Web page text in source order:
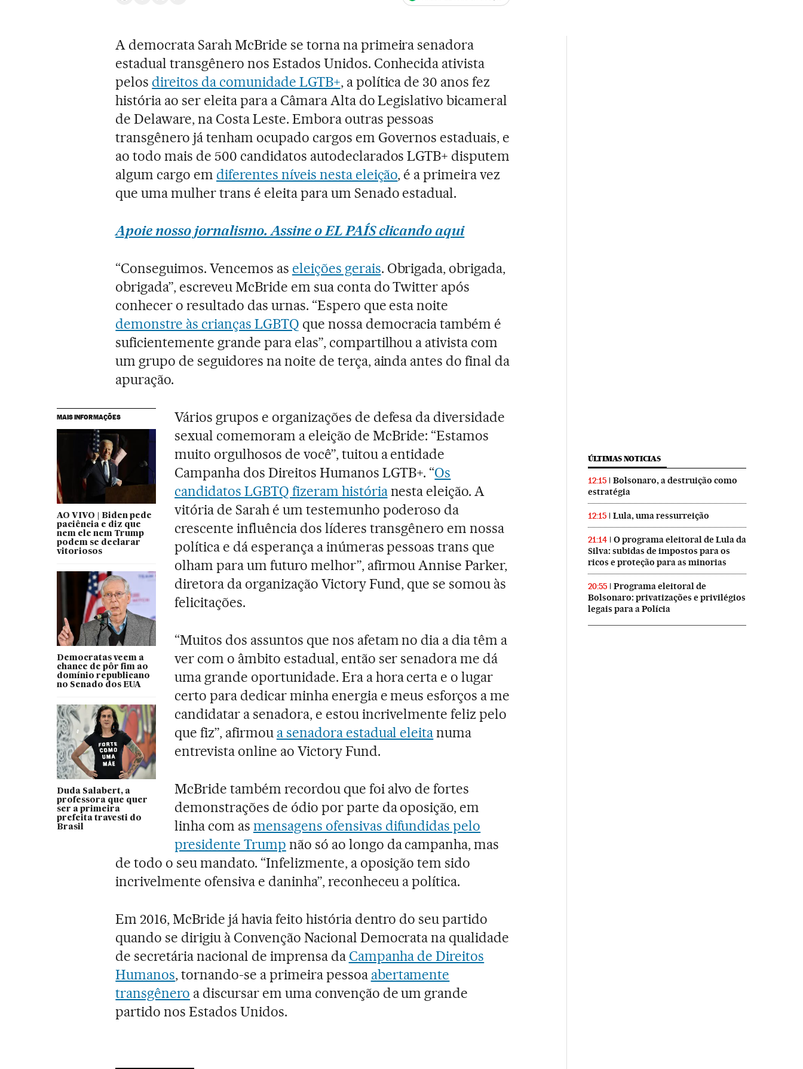
A democrata Sarah McBride se torna na primeira senadora
estadual transgênero nos Estados Unidos. Conhecida ativista
pelos direitos da comunidade LGTB+, a política de 30 anos fez
história ao ser eleita para a Câmara Alta do Legislativo bicameral
de Delaware, na Costa Leste. Embora outras pessoas
transgênero já tenham ocupado cargos em Governos estaduais, e
ao todo mais de 500 candidatos autodeclarados LGTB+ disputem
algum cargo em diferentes níveis nesta eleição, é a primeira vez
que uma mulher trans é eleita para um Senado estadual.
Apoie nosso jornalismo. Assine o EL PAÍS clicando aqui
“Conseguimos. Vencemos as eleições gerais. Obrigada, obrigada,
obrigada”, escreveu McBride em sua conta do Twitter após
conhecer o resultado das urnas. “Espero que esta noite
demonstre às crianças LGBTQ que nossa democracia também é
suficientemente grande para elas”, compartilhou a ativista com
um grupo de seguidores na noite de terça, ainda antes do final da
apuração.
MAIS INFORMAÇÕES
AO VIVO | Biden pede
paciência e diz que
nem ele nem Trump
podem se declarar
vitoriosos
Democratas veem a
chance de pôr fim ao
domínio republicano
no Senado dos EUA
Duda Salabert, a
professora que quer
ser a primeira
prefeita travesti do
Brasil
Vários grupos e organizações de defesa da diversidade
sexual comemoram a eleição de McBride: “Estamos
muito orgulhosos de você”, tuitou a entidade
Campanha dos Direitos Humanos LGTB+. “Os
candidatos LGBTQ fizeram histórianesta eleição. A
vitória de Sarah é um testemunho poderoso da
crescente influência dos líderes transgênero em nossa
política e dá esperança a inúmeras pessoas trans que
olham para um futuro melhor”, afirmou Annise Parker,
diretora da organização Victory Fund, que se somou às
felicitações.
“Muitos dos assuntos que nos afetam no dia a dia têm a
ver com o âmbito estadual, então ser senadora me dá
uma grande oportunidade. Era a hora certa e o lugar
certo para dedicar minha energia e meus esforços a me
candidatar a senadora, e estou incrivelmente feliz pelo
que fiz”, afirmou a senadora estadual eleitanuma
entrevista online ao Victory Fund.
McBride também recordou que foi alvo de fortes
demonstrações de ódio por parte da oposição, em
linha com as mensagens ofensivas difundidas pelo
presidente Trump não só ao longo da campanha, mas
de todo o seu mandato. “Infelizmente, a oposição tem sido
incrivelmente ofensiva e daninha”, reconheceu a política.
Em 2016, McBride já havia feito história dentro do seu partido
quando se dirigiu à Convenção Nacional Democrata na qualidade
de secretária nacional de imprensa da Campanha de Direitos
Humanos, tornando-se a primeira pessoa abertamente
transgênero a discursar em uma convenção de um grande
partido nos Estados Unidos.
ÚLTIMAS NOTICIAS
12:15
Bolsonaro, a destruição como
estratégia
12:15 Lula, uma ressurreição
21:14
O programa eleitoral de Lula da
Silva: subidas de impostos para os
ricos e proteção para as minorias
20:55
Programa eleitoral de
Bolsonaro: privatizações e privilégios
legais para a Polícia